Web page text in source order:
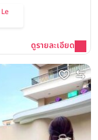
ดูรายละเอียด